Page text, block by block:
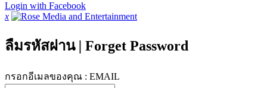
Login with Facebook
x
ลืมรหัสผ่าน | Forget Password
กรอกอีเมลของคุณ : EMAIL